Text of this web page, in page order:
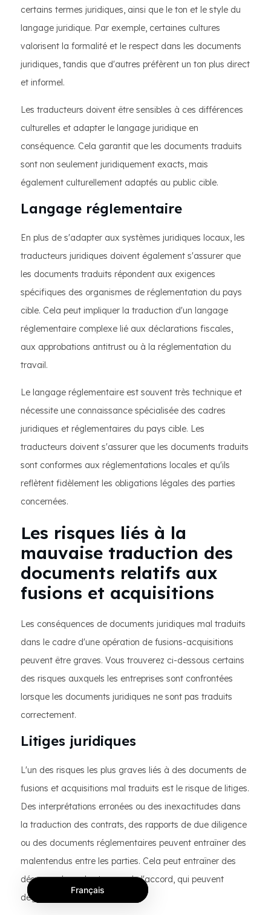
certains termes juridiques, ainsi que le ton et le style du
langage juridique. Par exemple, certaines cultures
valorisent la formalité et le respect dans les documents
juridiques, tandis que d'autres préfèrent un ton plus direct
et informel.
Les traducteurs doivent être sensibles à ces différences
culturelles et adapter le langage juridique en
conséquence. Cela garantit que les documents traduits
sont non seulement juridiquement exacts, mais
également culturellement adaptés au public cible.
Langage réglementaire
En plus de s'adapter aux systèmes juridiques locaux, les
traducteurs juridiques doivent également s'assurer que
les documents traduits répondent aux exigences
spécifiques des organismes de réglementation du pays
cible. Cela peut impliquer la traduction d'un langage
réglementaire complexe lié aux déclarations fiscales,
aux approbations antitrust ou à la réglementation du
travail.
Le langage réglementaire est souvent très technique et
nécessite une connaissance spécialisée des cadres
juridiques et réglementaires du pays cible. Les
traducteurs doivent s'assurer que les documents traduits
sont conformes aux réglementations locales et qu'ils
reflètent fidèlement les obligations légales des parties
concernées.
Les risques liés à la
mauvaise traduction des
documents relatifs aux
fusions et acquisitions
Les conséquences de documents juridiques mal traduits
dans le cadre d'une opération de fusions-acquisitions
peuvent être graves. Vous trouverez ci-dessous certains
des risques auxquels les entreprises sont confrontées
lorsque les documents juridiques ne sont pas traduits
correctement.
Litiges juridiques
L'un des risques les plus graves liés à des documents de
fusions et acquisitions mal traduits est le risque de litiges.
Des interprétations erronées ou des inexactitudes dans
la traduction des contrats, des rapports de due diligence
ou des documents réglementaires peuvent entraîner des
malentendus entre les parties. Cela peut entraîner des
désaccords sur les termes de l'accord, qui peuvent
dégénérer en litige.
Français